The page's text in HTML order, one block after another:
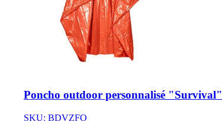
Poncho outdoor personnalisé "Survival"
SKU: BDVZFO